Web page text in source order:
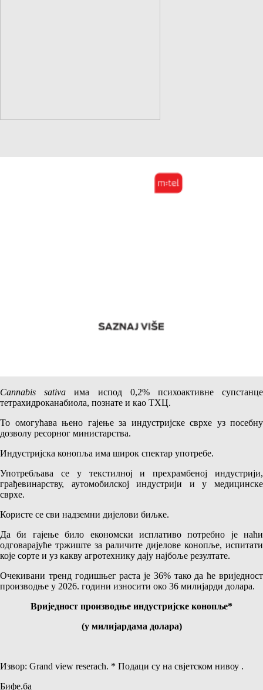
Трендови у гајењу индустријске конопље Cannabis sativa
Cannabis sativаима испод 0,2% психоактивне супстанце
тетрахидроканабиола, познате и као ТХЦ.
То омогућава њено гајење за индустријске сврхе уз посебну
дозволу ресорног министарства.
Индустријска конопља има широк спектар употребе.
Употребљава се у текстилној и прехрамбеној индустрији,
грађевинарству, аутомобилској индустрији и у медицинске
сврхе.
Користе се сви надземни дијелови биљке.
Да би гајење било економски исплативо потребно је наћи
одговарајуће тржиште за раличите дијелове конопље, испитати
које сорте и уз какву агротехнику дају најбоље резултате.
Очекивани тренд годишњег раста је 36% тако да ће вриједност
производње у 2026. години износити око 36 милијарди долара.
Вриједност производње индустријске конопље*
(у милијардама долара)
Извор: Grand view reserach. * Подаци су на свјетском нивоу .
Бифе.ба